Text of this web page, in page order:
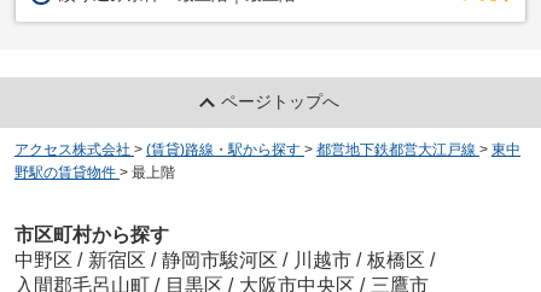
ページトップへ
アクセス株式会社 > (賃貸)路線・駅から探す > 都営地下鉄都営大江戸線 > 東中
野駅の賃貸物件 > 最上階
市区町村から探す
中野区 / 新宿区 / 静岡市駿河区 / 川越市 / 板橋区 /
入間郡毛呂山町 / 目黒区 / 大阪市中央区 / 三鷹市